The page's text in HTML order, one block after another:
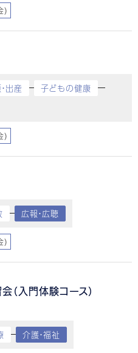
)
出産
子どもの健康
)
広報・広聴
)
（入門体験コース）
介護・福祉